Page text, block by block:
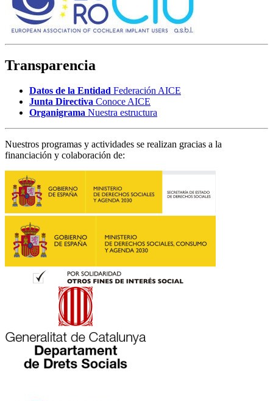
Transparencia
Datos de la Entidad Federación AICE
Junta Directiva Conoce AICE
Organigrama Nuestra estructura
Nuestros programas y actividades se realizan gracias a la
financiación y colaboración de: